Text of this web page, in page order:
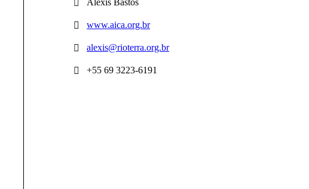
Alexis Bastos
www.aica.org.br
alexis@rioterra.org.br
+55 69 3223-6191